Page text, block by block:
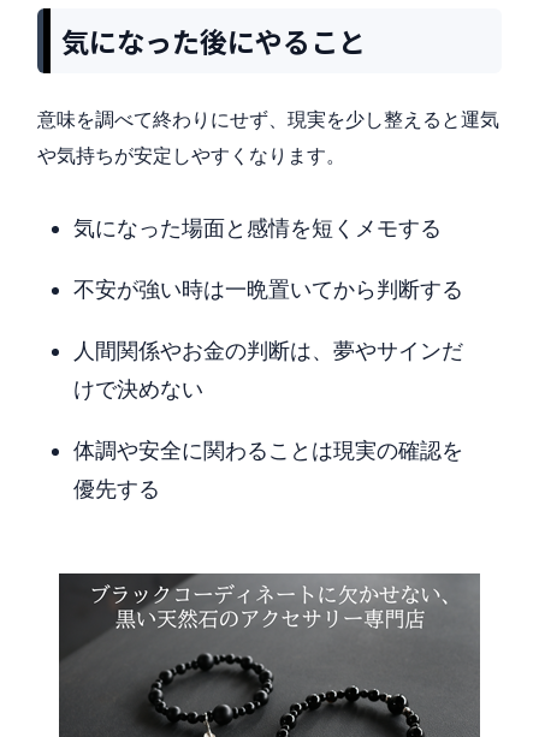
気になった後にやること
意味を調べて終わりにせず、現実を少し整えると運気
や気持ちが安定しやすくなります。
気になった場面と感情を短くメモする
不安が強い時は一晩置いてから判断する
人間関係やお金の判断は、夢やサインだ
けで決めない
体調や安全に関わることは現実の確認を
優先する